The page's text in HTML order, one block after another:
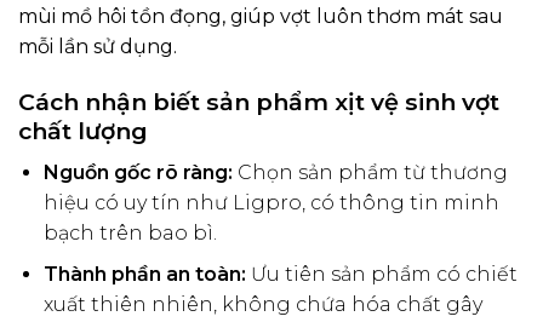
mùi mồ hôi tồn đọng, giúp vợt luôn thơm mát sau
mỗi lần sử dụng.
Cách nhận biết sản phẩm xịt vệ sinh vợt
chất lượng
Nguồn gốc rõ ràng: Chọn sản phẩm từ thương
hiệu có uy tín như Ligpro, có thông tin minh
bạch trên bao bì.
Thành phần an toàn: Ưu tiên sản phẩm có chiết
xuất thiên nhiên, không chứa hóa chất gây